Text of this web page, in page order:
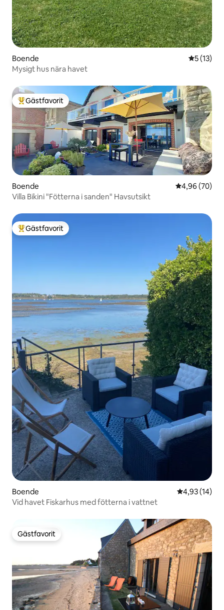
Boende 5 av 5 i
5 (13)
Mysigt hus nära havet
Populär gästfavorit
Gästfavorit
Boende 4,96 av 5 i
4,96 (70)
Villa Bikini "Fötterna i sanden" Havsutsikt
Populär gästfavorit
Gästfavorit
Boende 4,93 av 5 i
4,93 (14)
Vid havet Fiskarhus med fötterna i vattnet
Gästfavorit
Gästfavorit